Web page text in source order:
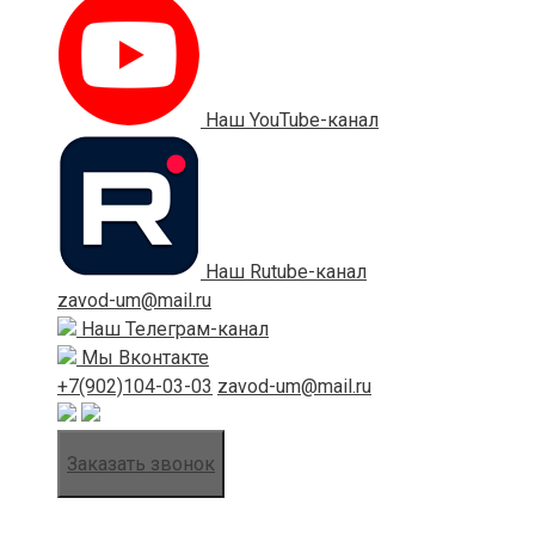
Наш YouTube-канал
Наш Rutube-канал
zavod-um@mail.ru
Наш Телеграм-канал
Мы Вконтакте
+7(902)104-03-03 zavod-um@mail.ru
Заказать звонок